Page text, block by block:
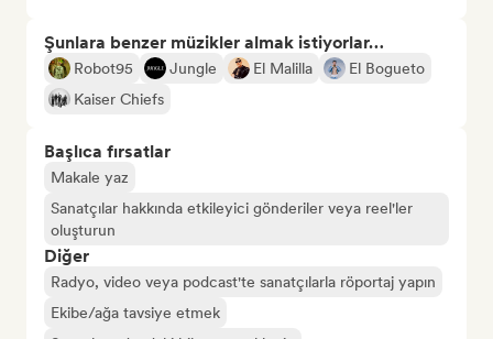
Şunlara benzer müzikler almak istiyorlar…
Robot95 Jungle El Malilla
El Bogueto
Kaiser Chiefs
Başlıca fırsatlar
Makale yaz
Sanatçılar hakkında etkileyici gönderiler veya reel'ler
oluşturun
Diğer
Radyo, video veya podcast'te sanatçılarla röportaj yapın
Ekibe/ağa tavsiye etmek